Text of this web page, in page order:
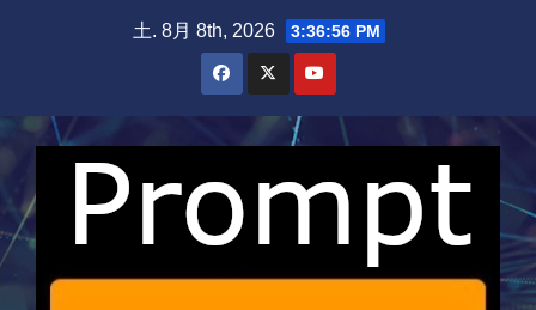
土. 8月 8th, 2026 3:36:57 PM